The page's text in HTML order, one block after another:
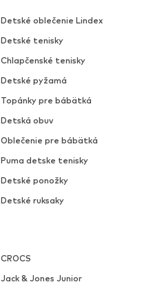
Detské oblečenie Lindex
Detské tenisky
Chlapčenské tenisky
Detské pyžamá
Topánky pre bábätká
Detská obuv
Oblečenie pre bábätká
Puma detske tenisky
Detské ponožky
Detské ruksaky
CROCS
Jack & Jones Junior